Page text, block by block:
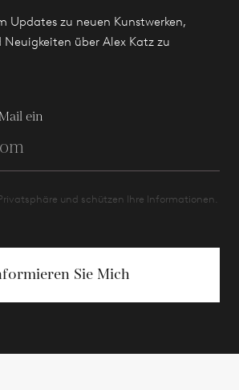
Updates zu neuen Kunstwerken,
über Alex Katz zu
ein
und schützen Ihre Informationen.
Sie Mich